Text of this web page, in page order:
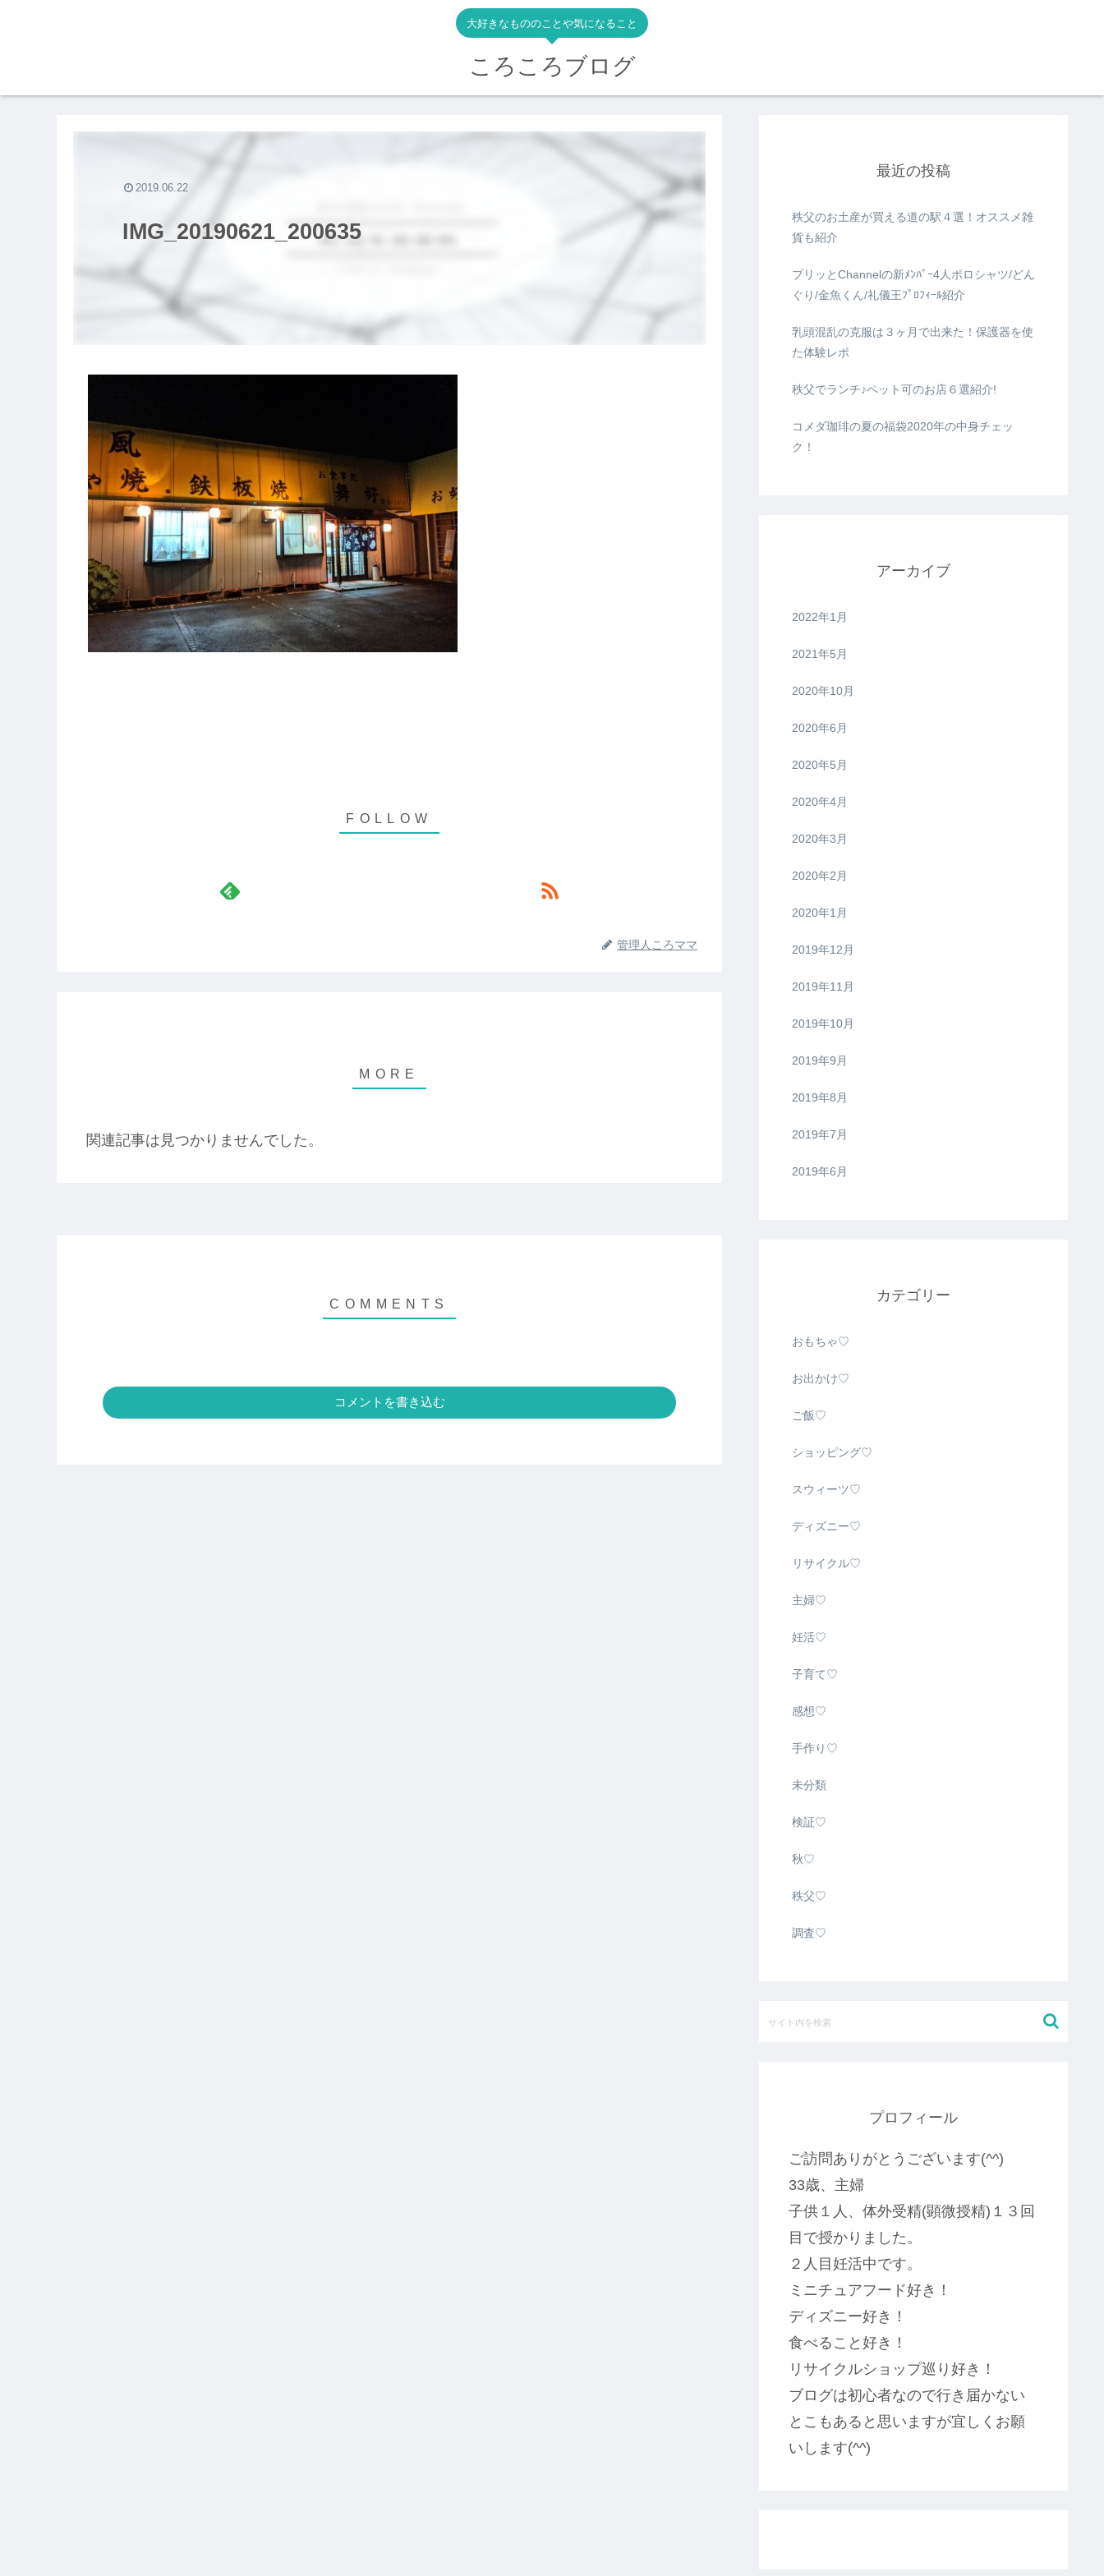
大好きなもののことや気になること
ころころブログ
IMG_20190621_200635
2019.06.22
管理人ころママ
関連記事は見つかりませんでした。
コメントを書き込む
最近の投稿
秩父のお土産が買える道の駅４選！オススメ雑
貨も紹介
プリッとChannelの新ﾒﾝﾊﾞｰ4人ポロシャツ/どん
ぐり/金魚くん/礼儀王ﾌﾟﾛﾌｨｰﾙ紹介
乳頭混乱の克服は３ヶ月で出来た！保護器を使
た体験レポ
秩父でランチ♪ペット可のお店６選紹介!
コメダ珈琲の夏の福袋2020年の中身チェッ
ク！
アーカイブ
2022年1月
2021年5月
2020年10月
2020年6月
2020年5月
2020年4月
2020年3月
2020年2月
2020年1月
2019年12月
2019年11月
2019年10月
2019年9月
2019年8月
2019年7月
2019年6月
カテゴリー
おもちゃ♡
お出かけ♡
ご飯♡
ショッピング♡
スウィーツ♡
ディズニー♡
リサイクル♡
主婦♡
妊活♡
子育て♡
感想♡
手作り♡
未分類
検証♡
秋♡
秩父♡
調査♡
プロフィール
ご訪問ありがとうございます(^^)
33歳、主婦
子供１人、体外受精(顕微授精)１３回
目で授かりました。
２人目妊活中です。
ミニチュアフード好き！
ディズニー好き！
食べること好き！
リサイクルショップ巡り好き！
ブログは初心者なので行き届かない
とこもあると思いますが宜しくお願
いします(^^)